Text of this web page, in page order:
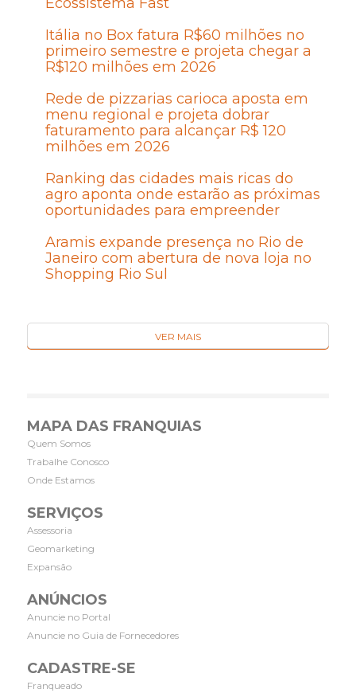
Itália no Box fatura R$60 milhões no
primeiro semestre e projeta chegar a
R$120 milhões em 2026
Rede de pizzarias carioca aposta em
menu regional e projeta dobrar
faturamento para alcançar R$ 120
milhões em 2026
Ranking das cidades mais ricas do
agro aponta onde estarão as próximas
oportunidades para empreender
Aramis expande presença no Rio de
Janeiro com abertura de nova loja no
Shopping Rio Sul
VER MAIS
MAPA DAS FRANQUIAS
Quem Somos
Trabalhe Conosco
Onde Estamos
SERVIÇOS
Assessoria
Geomarketing
Expansão
ANÚNCIOS
Anuncie no Portal
Anuncie no Guia de Fornecedores
CADASTRE-SE
Franqueado